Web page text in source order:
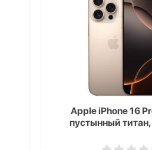
Apple iPhone 16
пустынный титан,